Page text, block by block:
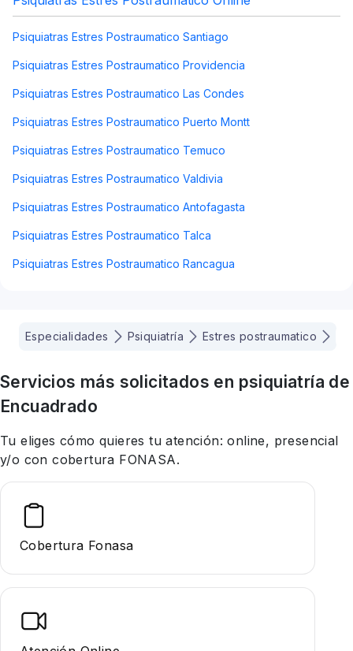
Psiquiatras Estres Postraumatico Santiago
Psiquiatras Estres Postraumatico Providencia
Psiquiatras Estres Postraumatico Las Condes
Psiquiatras Estres Postraumatico Puerto Montt
Psiquiatras Estres Postraumatico Temuco
Psiquiatras Estres Postraumatico Valdivia
Psiquiatras Estres Postraumatico Antofagasta
Psiquiatras Estres Postraumatico Talca
Psiquiatras Estres Postraumatico Rancagua
Especialidades Psiquiatría Estres postraumatico
Servicios más solicitados en psiquiatría de
Encuadrado
Tu eliges cómo quieres tu atención: online, presencial
y/o con cobertura FONASA.
Cobertura Fonasa